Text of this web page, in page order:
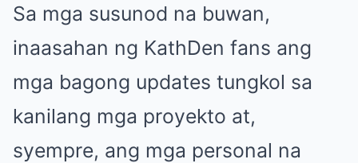
Sa mga susunod na buwan,
inaasahan ng KathDen fans ang
mga bagong updates tungkol sa
kanilang mga proyekto at,
syempre, ang mga personal na